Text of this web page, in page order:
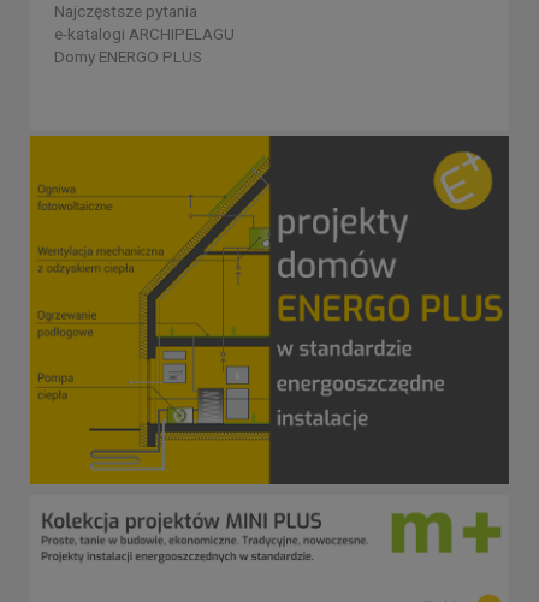
Najczęstsze pytania
e-katalogi ARCHIPELAGU
Domy ENERGO PLUS